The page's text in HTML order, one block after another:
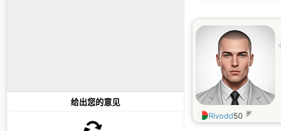
给出您的意见
Rivodd50 岁